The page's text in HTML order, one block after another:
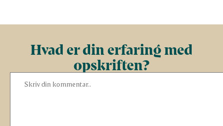
Hvad er din erfaring med
opskriften?